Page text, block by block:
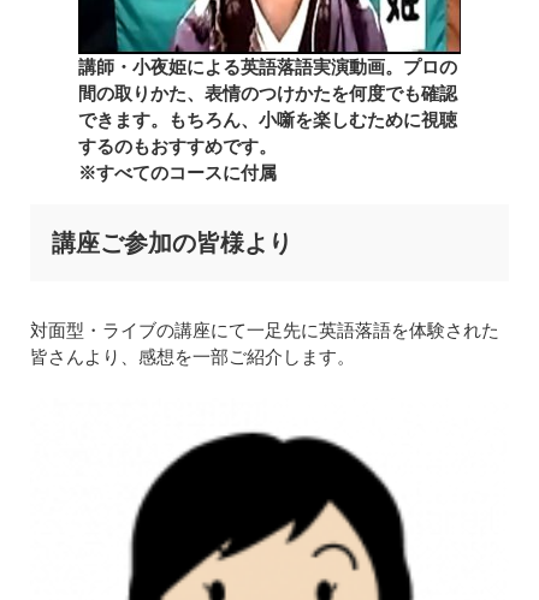
講師・小夜姫による英語落語実演動画。プロの
間の取りかた、表情のつけかたを何度でも確認
できます。もちろん、小噺を楽しむために視聴
するのもおすすめです。
※すべてのコースに付属
講座ご参加の皆様より
対面型・ライブの講座にて一足先に英語落語を体験された
皆さんより、感想を一部ご紹介します。